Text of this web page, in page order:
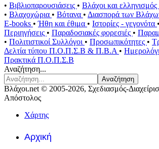
• Βιβλιοπαρουσιάσεις • Βλάχοι και ελληνισμός
• Βλαχοχώρια • Βότανα • Διασπορά των
E-books •Ήθη και έθιμα • Ιστορίες - γεγονότα •
Περιηγήσεις • Παραδοσιακές φορεσιές •
• Πολιτιστικοί Συλλόγοι • Προσωπικότητες •
Δελτία τύπου Π.Ο.Π.Σ.Β & Π.Β.Α •
Πρακτικά Π.Ο.Π.Σ.Β
Αναζήτηση...
Αναζήτηση
Βλάχοι.net © 2005-2026, Σχεδιασμός-
Απόστολος
Χάρτης
Αρχική